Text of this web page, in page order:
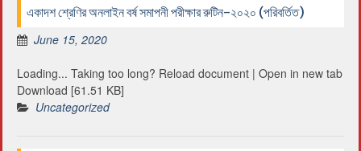
একাদশ শ্রেণির অনলাইন বর্ষ সমাপনী পরীক্ষার রুটিন-২০২০ (পরিবর্তিত)
June 15, 2020
Loading... Taking too long? Reload document | Open in new tab
Download [61.51 KB]
Uncategorized